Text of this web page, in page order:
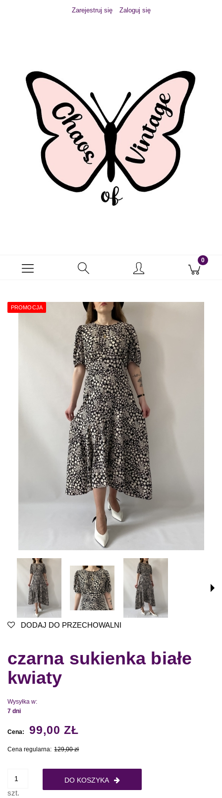
Zarejestruj się Zaloguj się
PROMOCJA
DODAJ DO PRZECHOWALNI
czarna sukienka białe
kwiaty
Wysyłka w:
7 dni
Cena: 99,00 ZŁ
Cena regularna: 129,00 zł
szt.
DO KOSZYKA